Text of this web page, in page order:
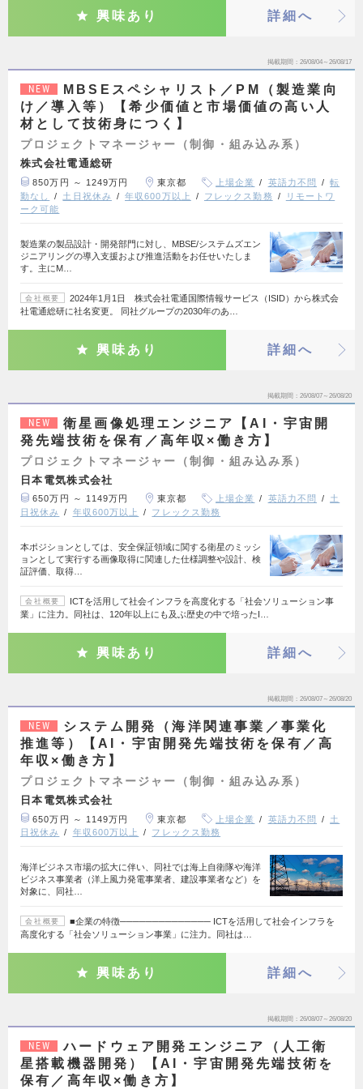
興味あり 詳細へ
掲載期間 26/08/04～26/08/17
NEW
MBSEスペシャリスト／PM（製造業向
け／導入等）【希少価値と市場価値の高い人
材として技術身につく】
プロジェクトマネージャー（制御・組み込み系）
株式会社電通総研
850万円 ～ 1249万円 東京都 上場企業 英語力不問
転
勤なし
土日祝休み 年収600万以上 フレックス勤務
リモートワ
ーク可能
製造業の製品設計・開発部門に対し、MBSE/システムズエン
ジニアリングの導入支援および推進活動をお任せいたしま
す。主にM…
会社概要
2024年1月1日 株式会社電通国際情報サービス（ISID）から株式会
社電通総研に社名変更。 同社グループの2030年のあ…
興味あり 詳細へ
掲載期間 26/08/07～26/08/20
NEW
衛星画像処理エンジニア【AI・宇宙開
発先端技術を保有／高年収×働き方】
プロジェクトマネージャー（制御・組み込み系）
日本電気株式会社
650万円 ～ 1149万円 東京都 上場企業 英語力不問
土
日祝休み
年収600万以上 フレックス勤務
本ポジションとしては、安全保証領域に関する衛星のミッシ
ョンとして実行する画像取得に関連した仕様調整や設計、検
証評価、取得…
会社概要
ICTを活用して社会インフラを高度化する「社会ソリューション事
業」に注力。同社は、120年以上にも及ぶ歴史の中で培ったI…
興味あり 詳細へ
掲載期間 26/08/07～26/08/20
NEW
システム開発（海洋関連事業／事業化
推進等）【AI・宇宙開発先端技術を保有／高
年収×働き方】
プロジェクトマネージャー（制御・組み込み系）
日本電気株式会社
650万円 ～ 1149万円 東京都 上場企業 英語力不問
土
日祝休み
年収600万以上 フレックス勤務
海洋ビジネス市場の拡大に伴い、同社では海上自衛隊や海洋
ビジネス事業者（洋上風力発電事業者、建設事業者など）を
対象に、同社…
会社概要
■企業の特徴────────────── ICTを活用して社会インフラを
高度化する「社会ソリューション事業」に注力。同社は…
興味あり 詳細へ
掲載期間 26/08/07～26/08/20
NEW
ハードウェア開発エンジニア（人工衛
星搭載機器開発）【AI・宇宙開発先端技術を
保有／高年収×働き方】